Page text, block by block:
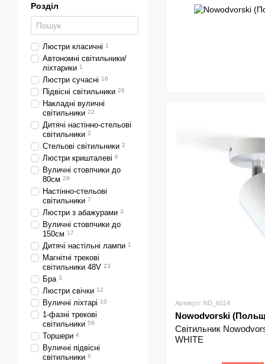
Артикул: ND_6014
Nowodvorski
Світильник
WHITE
Розділ
Люстри класичні 1
Автономні світильники/
ліхтарики 1
Люстри сучасні 16
Підвісні світильники 26
Накладні вуличні
світильники 22
Дитячі настінно-стельові
світильники 2
Стельові світильники 2
Люстри кришталеві 6
Вуличні стовпчики до
80см 29
Настінно-стельові
світильники 7
Люстри з абажурами 3
Вуличні стовпчики до
150см 17
Дитячі настільні лампи 1
Магнітні трекові
світильники 48V 23
Бра 3
Люстри свічки 12
Вуличні ліхтарі 10
1-фазні трекові
світильники 59
Торшери 4
Вуличні підвісні
світильники 6